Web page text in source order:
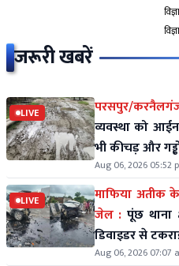
जरूरी खबरें
LIVE
व्यवस्था को
भी कीचड़ और
Aug 06, 2026 05:52
LIVE
माफिया अतीक
जेल : पूंछ थाना
डिवाइडर से
Aug 06, 2026 07:07